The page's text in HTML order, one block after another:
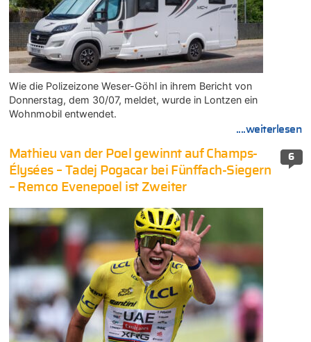
Wie die Polizeizone Weser-Göhl in ihrem Bericht von
Donnerstag, dem 30/07, meldet, wurde in Lontzen ein
Wohnmobil entwendet.
....weiterlesen
6
Mathieu van der Poel gewinnt auf Champs-
Élysées – Tadej Pogacar bei Fünffach-Siegern
– Remco Evenepoel ist Zweiter